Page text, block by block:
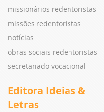
missionários redentoristas
missões redentoristas
notícias
obras sociais redentoristas
secretariado vocacional
Editora Ideias &
Letras